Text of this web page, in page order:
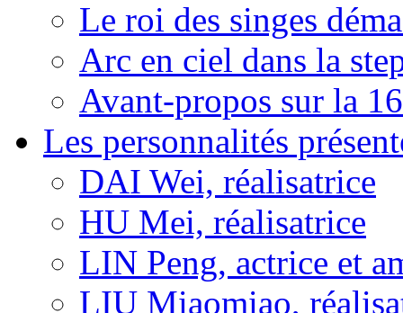
Le roi des singes
Arc en ciel dans la
Avant-propos sur la
Les personnalités
DAI Wei, réalisatrice
HU Mei, réalisatrice
LIN Peng, actrice et
LIU Miaomiao,